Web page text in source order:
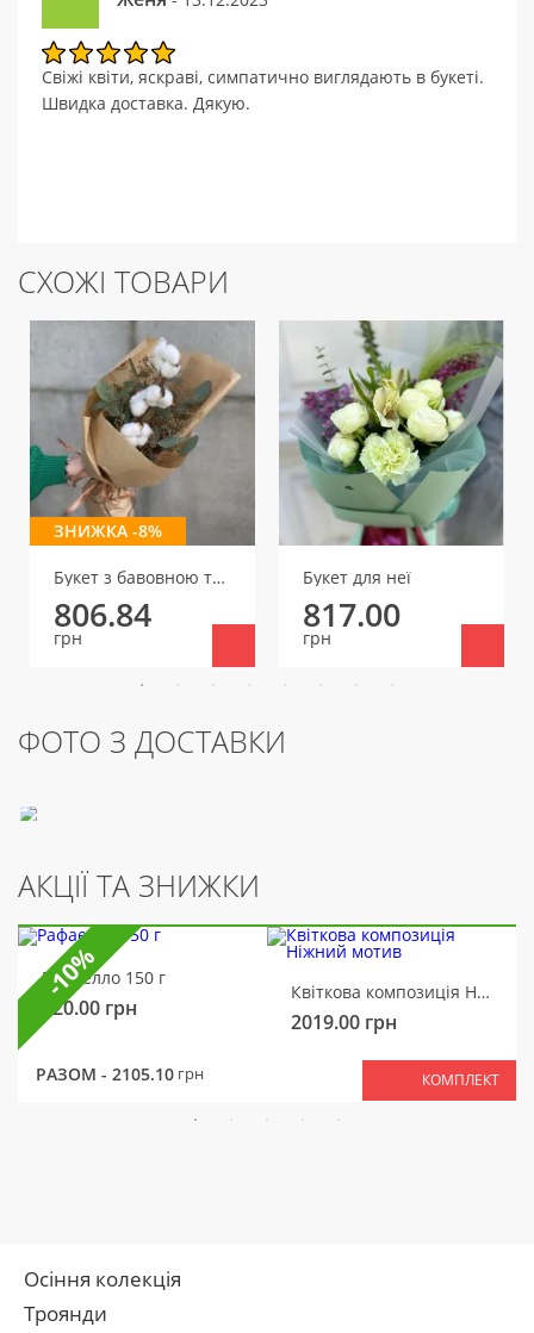
Свіжі квіти, яскраві, симпатично виглядають в букеті.
Швидка доставка. Дякую.
СХОЖІ ТОВАРИ
ЗНИЖКА -8%
Букет з бавовною та евкаліптом
806.84
грн
Букет для неї
817.00
грн
ФОТО З ДОСТАВКИ
АКЦІЇ ТА ЗНИЖКИ
Рафаелло 150 г
320.00 грн
Квіткова композиція Ніжний мотив
2019.00 грн
РАЗОМ - 2105.10 грн КОМПЛЕКТ
-10%
Осіння колекція
Троянди